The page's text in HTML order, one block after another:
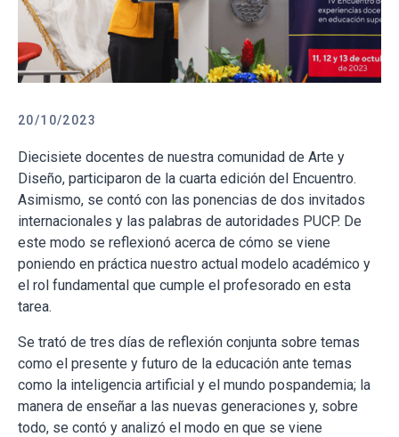
20/10/2023
Diecisiete docentes de nuestra comunidad de Arte y
Diseño, participaron de la cuarta edición del Encuentro.
Asimismo, se contó con las ponencias de dos invitados
internacionales y las palabras de autoridades PUCP. De
este modo se reflexionó acerca de cómo se viene
poniendo en práctica nuestro actual modelo académico y
el rol fundamental que cumple el profesorado en esta
tarea.
Se trató de tres días de reflexión conjunta sobre temas
como el presente y futuro de la educación ante temas
como la inteligencia artificial y el mundo pospandemia; la
manera de enseñar a las nuevas generaciones y, sobre
todo, se contó y analizó el modo en que se viene